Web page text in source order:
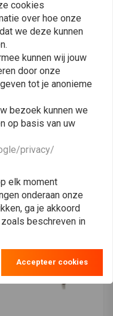
ELECTRICS
Borstel Mitsuba Kaw
90 EN450 454 LTD 90-
GS750E 1983
cookies
over hoe onze
we deze kunnen
kunnen wij jouw
door onze
tot je anonieme
bezoek kunnen we
op basis van uw
privacy/
elk moment
onderaan onze
ga je akkoord
beschreven in
Accepteer cookies